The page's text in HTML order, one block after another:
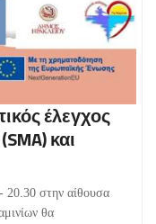
έλεγχος
και
20.30 στην αίθουσα
θα